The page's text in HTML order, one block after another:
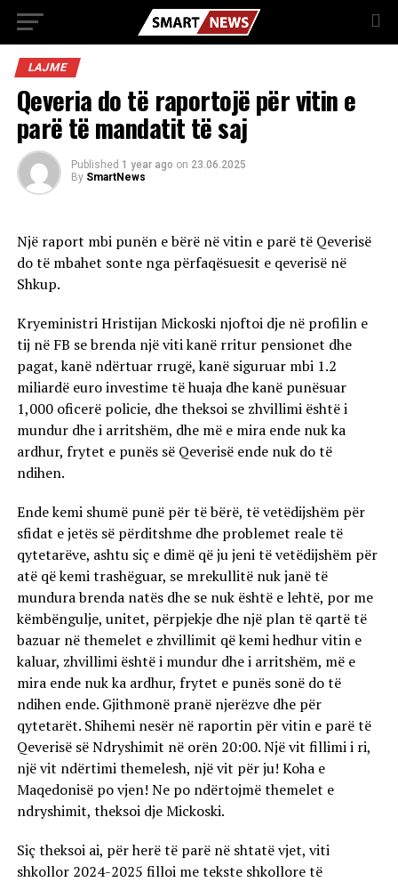
LAJME
Qeveria do të raportojë për vitin e
parë të mandatit të saj
Published 1 year ago on 23.06.2025
By SmartNews
Një raport mbi punën e bërë në vitin e parë të Qeverisë
do të mbahet sonte nga përfaqësuesit e qeverisë në
Shkup.
Kryeministri Hristijan Mickoski njoftoi dje në profilin e
tij në FB se brenda një viti kanë rritur pensionet dhe
pagat, kanë ndërtuar rrugë, kanë siguruar mbi 1.2
miliardë euro investime të huaja dhe kanë punësuar
1,000 oficerë policie, dhe theksoi se zhvillimi është i
mundur dhe i arritshëm, dhe më e mira ende nuk ka
ardhur, frytet e punës së Qeverisë ende nuk do të
ndihen.
Ende kemi shumë punë për të bërë, të vetëdijshëm për
sfidat e jetës së përditshme dhe problemet reale të
qytetarëve, ashtu siç e dimë që ju jeni të vetëdijshëm për
atë që kemi trashëguar, se mrekullitë nuk janë të
mundura brenda natës dhe se nuk është e lehtë, por me
këmbëngulje, unitet, përpjekje dhe një plan të qartë të
bazuar në themelet e zhvillimit që kemi hedhur vitin e
kaluar, zhvillimi është i mundur dhe i arritshëm, më e
mira ende nuk ka ardhur, frytet e punës sonë do të
ndihen ende. Gjithmonë pranë njerëzve dhe për
qytetarët. Shihemi nesër në raportin për vitin e parë të
Qeverisë së Ndryshimit në orën 20:00. Një vit fillimi i ri,
një vit ndërtimi themelesh, një vit për ju! Koha e
Maqedonisë po vjen! Ne po ndërtojmë themelet e
ndryshimit, theksoi dje Mickoski.
Siç theksoi ai, për herë të parë në shtatë vjet, viti
shkollor 2024-2025 filloi me tekste shkollore të